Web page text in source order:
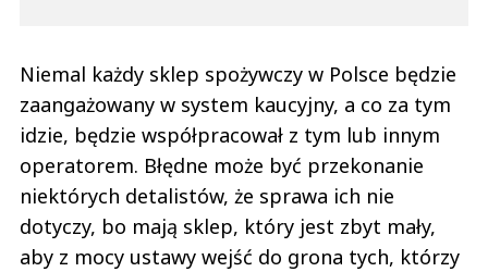
Niemal każdy sklep spożywczy w Polsce będzie
zaangażowany w system kaucyjny, a co za tym
idzie, będzie współpracował z tym lub innym
operatorem. Błędne może być przekonanie
niektórych detalistów, że sprawa ich nie
dotyczy, bo mają sklep, który jest zbyt mały,
aby z mocy ustawy wejść do grona tych, którzy